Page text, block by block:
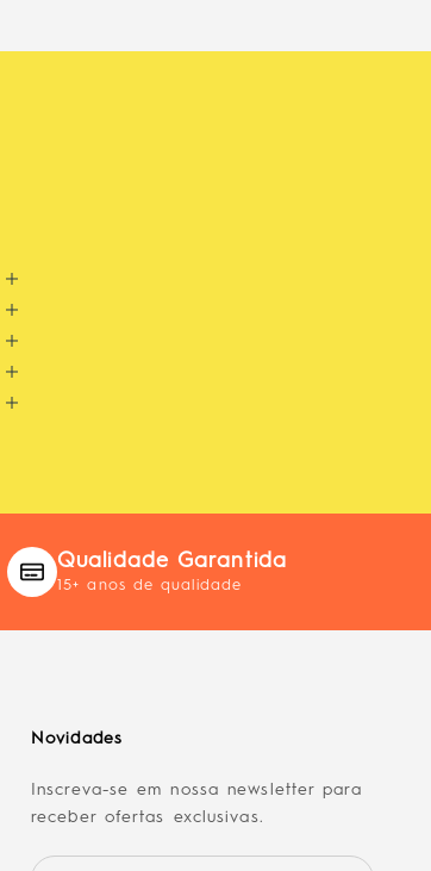
Qualidade Garantida
15+ anos de qualidade
Novidades
Inscreva-se em nossa newsletter para
receber ofertas exclusivas.